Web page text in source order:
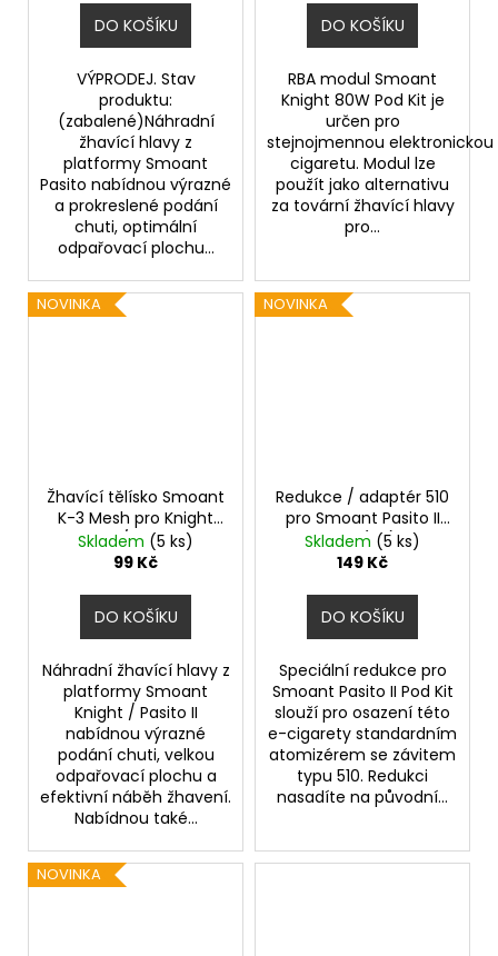
DO KOŠÍKU
VÝPRODEJ. Stav
produktu:
(zabalené)Náhradní
žhavící hlavy z
platformy Smoant
Pasito nabídnou výrazné
a prokreslené podání
chuti, optimální
odpařovací plochu...
DO KOŠÍKU
RBA modul Smoant
Knight 80W Pod Kit je
určen pro
stejnojmennou elektronickou
cigaretu. Modul lze
použít jako alternativu
za tovární žhavící hlavy
pro...
NOVINKA
Žhavící tělísko Smoant
K-3 Mesh pro Knight
80W / Pasito II
(0,6ohm) (1ks)
Skladem (5 ks)
99 Kč
DO KOŠÍKU
Náhradní žhavící hlavy z
platformy Smoant
Knight / Pasito II
nabídnou výrazné
podání chuti, velkou
odpařovací plochu a
efektivní náběh žhavení.
Nabídnou také...
NOVINKA
Redukce / adaptér 510
pro Smoant Pasito II
Pod (1ks)
Skladem (5 ks)
149 Kč
DO KOŠÍKU
Speciální redukce pro
Smoant Pasito II Pod Kit
slouží pro osazení této
e-cigarety standardním
atomizérem se závitem
typu 510. Redukci
nasadíte na původní...
NOVINKA